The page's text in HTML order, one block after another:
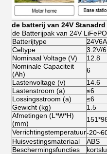
de batterij van 24V
de Batterijpak van 24V
Batterijtype
Celtype
3.2V/
Nominaal Voltage (V)
12.8
Nominale Capaciteit
(Ah)
6
Lastenvoltage (v)
14.6
Lastenstroom (a)
≤6
Lossingsstroom (a)
≤6
Gewicht (kg)
1.5
Afmetingen (L*W*H)
(mm)
Verrichtingstemperatuur-
Huisvestingsmateriaal
ABS
Beschermingsfuncties